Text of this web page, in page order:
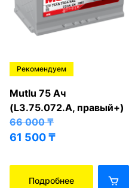
Рекомендуем
Mutlu 75 Ач
(L3.75.072.A, правый+)
66 000₸
61 500₸
Подробнее